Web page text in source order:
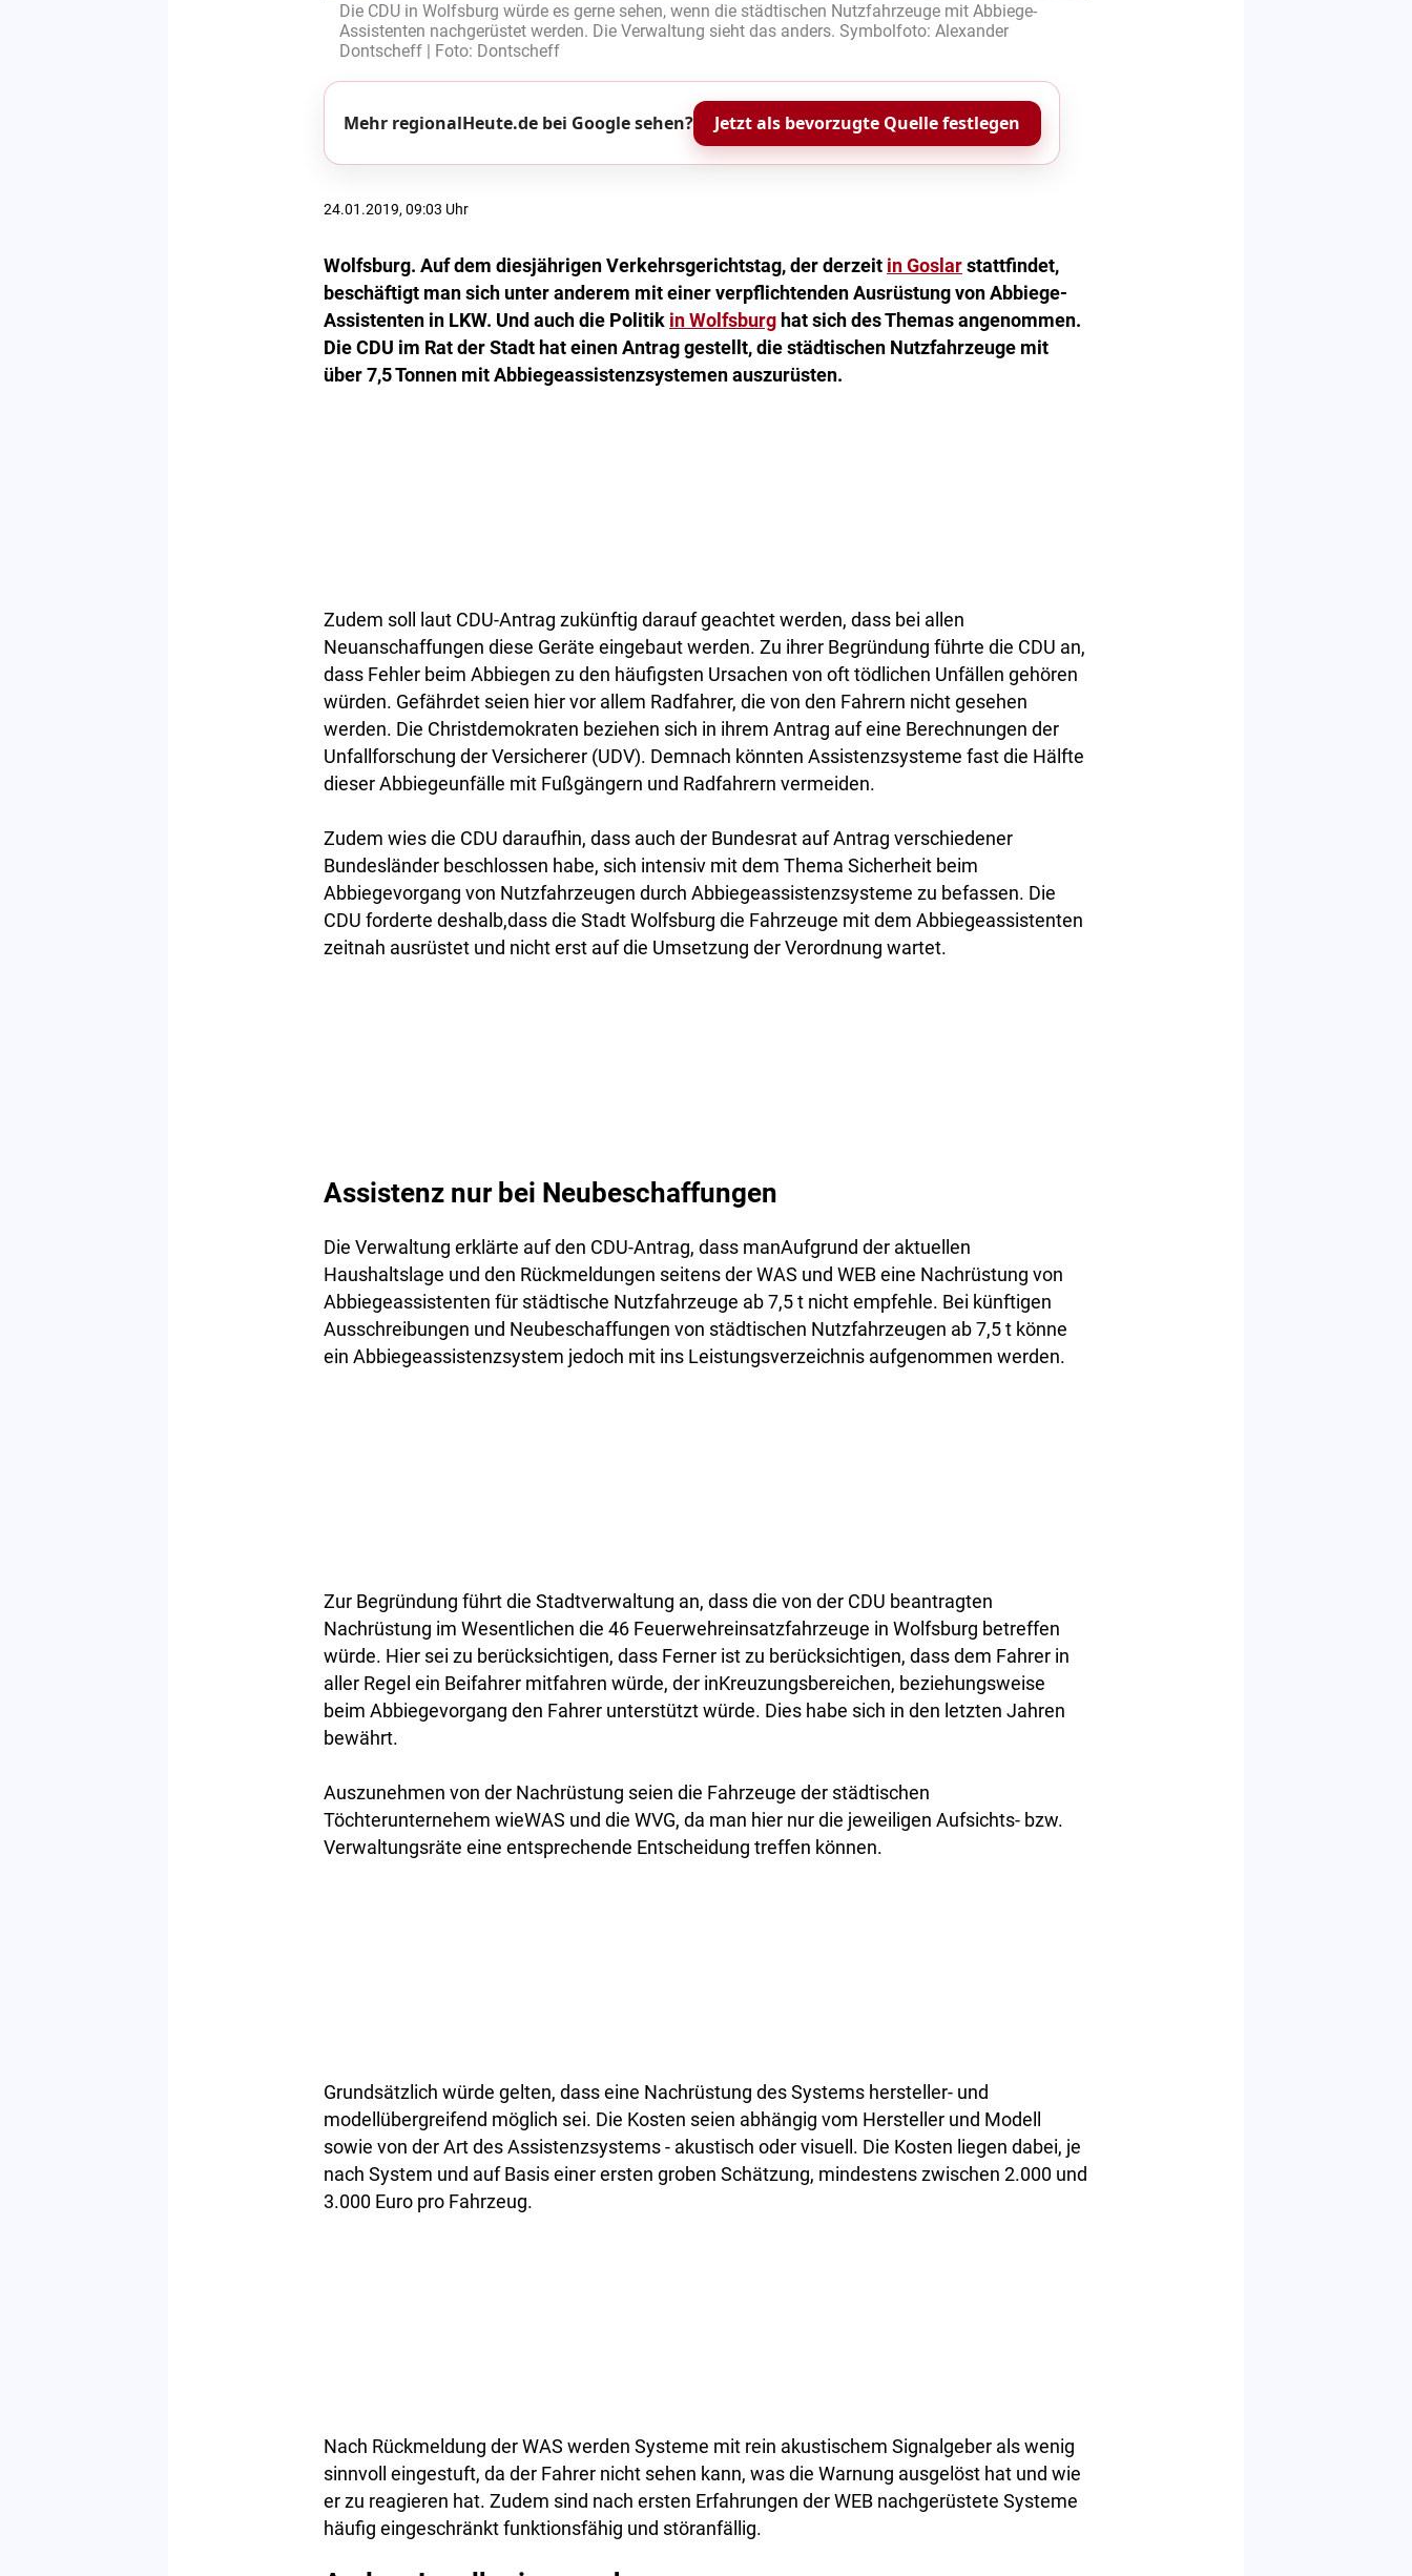
Die CDU in Wolfsburg würde es gerne sehen, wenn die städtischen Nutzfahrzeuge mit Abbiege-
Assistenten nachgerüstet werden. Die Verwaltung sieht das anders. Symbolfoto: Alexander
Dontscheff | Foto: Dontscheff
Mehr regionalHeute.de bei Google sehen? Jetzt als bevorzugte Quelle festlegen
24.01.2019, 09:03 Uhr
Wolfsburg. Auf dem diesjährigen Verkehrsgerichtstag, der derzeit in Goslar stattfindet,
beschäftigt man sich unter anderem mit einer verpflichtenden Ausrüstung von Abbiege-
Assistenten in LKW. Und auch die Politik in Wolfsburg hat sich des Themas angenommen.
Die CDU im Rat der Stadt hat einen Antrag gestellt, die städtischen Nutzfahrzeuge mit
über 7,5 Tonnen mit Abbiegeassistenzsystemen auszurüsten.
Zudem soll laut CDU-Antrag zukünftig darauf geachtet werden, dass bei allen
Neuanschaffungen diese Geräte eingebaut werden. Zu ihrer Begründung führte die CDU an,
dass Fehler beim Abbiegen zu den häufigsten Ursachen von oft tödlichen Unfällen gehören
würden. Gefährdet seien hier vor allem Radfahrer, die von den Fahrern nicht gesehen
werden. Die Christdemokraten beziehen sich in ihrem Antrag auf eine Berechnungen der
Unfallforschung der Versicherer (UDV). Demnach könnten Assistenzsysteme fast die Hälfte
dieser Abbiegeunfälle mit Fußgängern und Radfahrern vermeiden.
Zudem wies die CDU daraufhin, dass auch der Bundesrat auf Antrag verschiedener
Bundesländer beschlossen habe, sich intensiv mit dem Thema Sicherheit beim
Abbiegevorgang von Nutzfahrzeugen durch Abbiegeassistenzsysteme zu befassen. Die
CDU forderte deshalb,dass die Stadt Wolfsburg die Fahrzeuge mit dem Abbiegeassistenten
zeitnah ausrüstet und nicht erst auf die Umsetzung der Verordnung wartet.
Assistenz nur bei Neubeschaffungen
Die Verwaltung erklärte auf den CDU-Antrag, dass manAufgrund der aktuellen
Haushaltslage und den Rückmeldungen seitens der WAS und WEB eine Nachrüstung von
Abbiegeassistenten für städtische Nutzfahrzeuge ab 7,5 t nicht empfehle. Bei künftigen
Ausschreibungen und Neubeschaffungen von städtischen Nutzfahrzeugen ab 7,5 t könne
ein Abbiegeassistenzsystem jedoch mit ins Leistungsverzeichnis aufgenommen werden.
Zur Begründung führt die Stadtverwaltung an, dass die von der CDU beantragten
Nachrüstung im Wesentlichen die 46 Feuerwehreinsatzfahrzeuge in Wolfsburg betreffen
würde. Hier sei zu berücksichtigen, dass Ferner ist zu berücksichtigen, dass dem Fahrer in
aller Regel ein Beifahrer mitfahren würde, der inKreuzungsbereichen, beziehungsweise
beim Abbiegevorgang den Fahrer unterstützt würde. Dies habe sich in den letzten Jahren
bewährt.
Auszunehmen von der Nachrüstung seien die Fahrzeuge der städtischen
Töchterunternehem wieWAS und die WVG, da man hier nur die jeweiligen Aufsichts- bzw.
Verwaltungsräte eine entsprechende Entscheidung treffen können.
Grundsätzlich würde gelten, dass eine Nachrüstung des Systems hersteller- und
modellübergreifend möglich sei. Die Kosten seien abhängig vom Hersteller und Modell
sowie von der Art des Assistenzsystems - akustisch oder visuell. Die Kosten liegen dabei, je
nach System und auf Basis einer ersten groben Schätzung, mindestens zwischen 2.000 und
3.000 Euro pro Fahrzeug.
Nach Rückmeldung der WAS werden Systeme mit rein akustischem Signalgeber als wenig
sinnvoll eingestuft, da der Fahrer nicht sehen kann, was die Warnung ausgelöst hat und wie
er zu reagieren hat. Zudem sind nach ersten Erfahrungen der WEB nachgerüstete Systeme
häufig eingeschränkt funktionsfähig und störanfällig.